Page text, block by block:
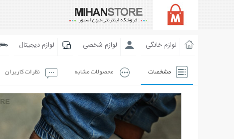
لوازم خانگی لوازم شخصی لوازم دیجیتال
مشخصات محصولات مشابه نظرات کاربران